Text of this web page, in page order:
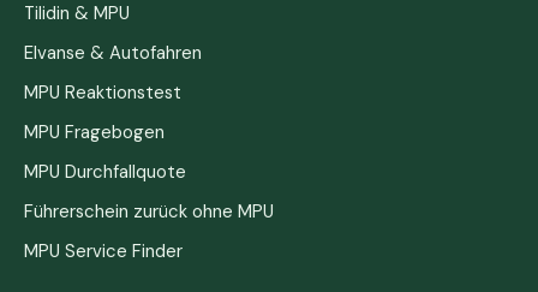
Tilidin & MPU
Elvanse & Autofahren
MPU Reaktionstest
MPU Fragebogen
MPU Durchfallquote
Führerschein zurück ohne MPU
MPU Service Finder